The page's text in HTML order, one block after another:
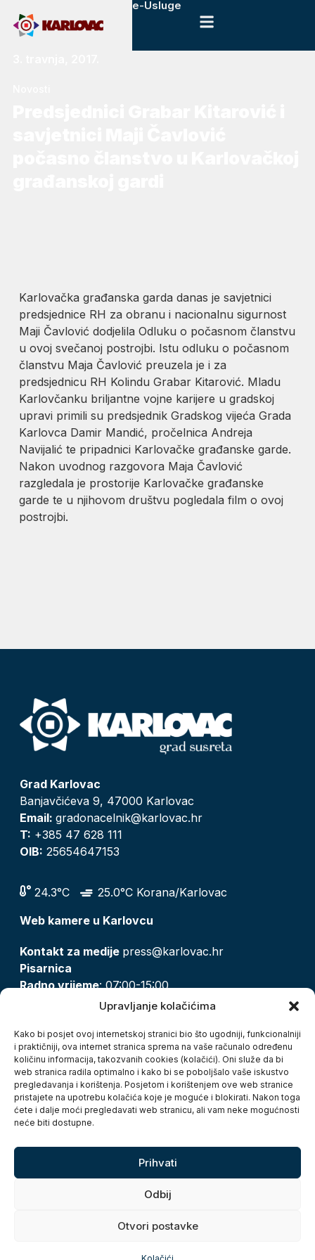
Upravljanje kolačićima
Kako bi posjet ovoj internetskoj stranici bio što ugodniji, funkcionalniji
i praktičniji, ova internet stranica sprema na vaše računalo određenu
količinu informacija, takozvanih cookies (kolačići). Oni služe da bi
web stranica radila optimalno i kako bi se poboljšalo vaše iskustvo
pregledavanja i korištenja. Posjetom i korištenjem ove web stranice
pristajete na upotrebu kolačića koje je moguće i blokirati. Nakon toga
ćete i dalje moći pregledavati web stranicu, ali vam neke mogućnosti
neće biti dostupne.
Prihvati
Odbij
Otvori postavke
e-Usluge
Karlovačka građanska garda danas je savjetnici
predsjednice RH za obranu i nacionalnu sigurnost
Maji Čavlović dodjelila Odluku o počasnom članstvu
u ovoj svečanoj postrojbi. Istu odluku o počasnom
članstvu Maja Čavlović preuzela je i za
predsjednicu RH Kolindu Grabar Kitarović. Mladu
Karlovčanku briljantne vojne karijere u gradskoj
upravi primili su predsjednik Gradskog vijeća Grada
Karlovca Damir Mandić, pročelnica Andreja
Navijalić te pripadnici Karlovačke građanske garde.
Nakon uvodnog razgovora Maja Čavlović
razgledala je prostorije Karlovačke građanske
garde te u njihovom društvu pogledala film o ovoj
postrojbi.
Grad Karlovac
Banjavčićeva 9, 47000 Karlovac
Email: gradonacelnik@karlovac.hr
T: +385 47 628 111
OIB: 25654647153
24.3°C
25.0°C Korana/Karlovac
Web kamere u Karlovcu
Kontakt za medije press@karlovac.hr
Pisarnica
Radno vrijeme: 07:00-15:00
pisarnica@karlovac.hr
Zaštita osobnih podataka
Pristup informacijama
Kolačići
Izjava o pristupačnosti
Turistička zajednica grada Karlovca